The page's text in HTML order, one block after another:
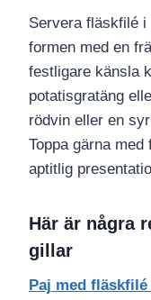
Servera fläskfilé i
formen med en
festligare känsla
potatisgratäng
rödvin eller en
Toppa gärna
aptitlig
Här är några
gillar
Paj med